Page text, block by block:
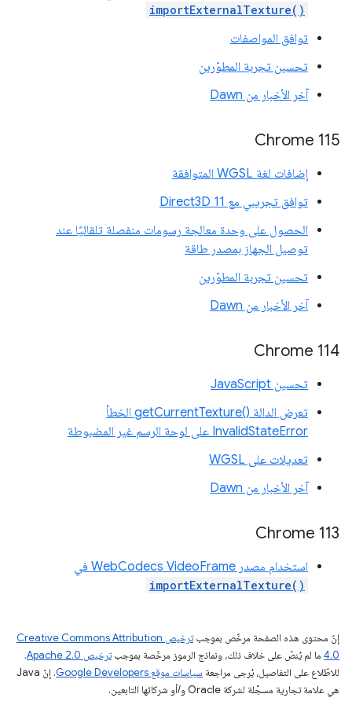
importExternalTexture()
توافق المواصفات
تحسين تجربة المطوّرين
آخر الأخبار من Dawn
Chrome 115
إضافات لغة WGSL المتوافقة
توافق تجريبي مع Direct3D 11
الحصول على وحدة معالجة رسومات منفصلة تلقائيًا عند
توصيل الجهاز بمصدر طاقة
تحسين تجربة المطوّرين
آخر الأخبار من Dawn
‫Chrome 114
تحسين JavaScript
تعرض الدالة getCurrentTexture()‎ الخطأ
InvalidStateError على لوحة الرسم غير المضبوطة
تعديلات على WGSL
آخر الأخبار من Dawn
Chrome 113
استخدام مصدر WebCodecs VideoFrame في
importExternalTexture()
إنّ محتوى هذه الصفحة مرخّص بموجب
ترخيص Creative Commons Attribution
4.0‏ ما لم يُنصّ على خلاف ذلك، ونماذج الرموز مرخّصة بموجبترخيص Apache 2.0‏
.
للاطّلاع على التفاصيل، يُرجى مراجعة سياسات موقع Google Developers‏
. إنّ Java
هي علامة تجارية مسجَّلة لشركة Oracle و/أو شركائها التابعين.